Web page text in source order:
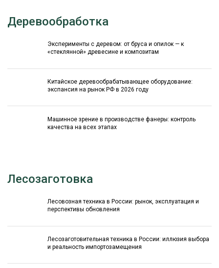
Деревообработка
Эксперименты с деревом: от бруса и опилок — к
«стеклянной» древесине и композитам
Китайское деревообрабатывающее оборудование:
экспансия на рынок РФ в 2026 году
Машинное зрение в производстве фанеры: контроль
качества на всех этапах
Лесозаготовка
Лесовозная техника в России: рынок, эксплуатация и
перспективы обновления
Лесозаготовительная техника в России: иллюзия выбора
и реальность импортозамещения